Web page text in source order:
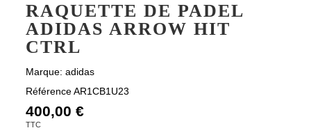
RAQUETTE DE PADEL
ADIDAS ARROW HIT
CTRL
Marque: adidas
Référence AR1CB1U23
400,00 €
TTC